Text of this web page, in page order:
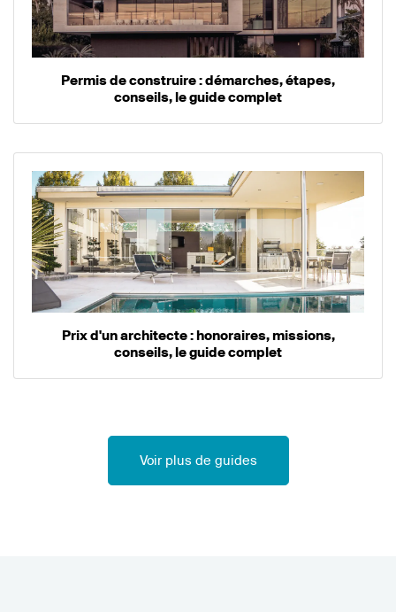
Permis de construire : démarches, étapes,
conseils, le guide complet
Prix d'un architecte : honoraires, missions,
conseils, le guide complet
Voir plus de guides